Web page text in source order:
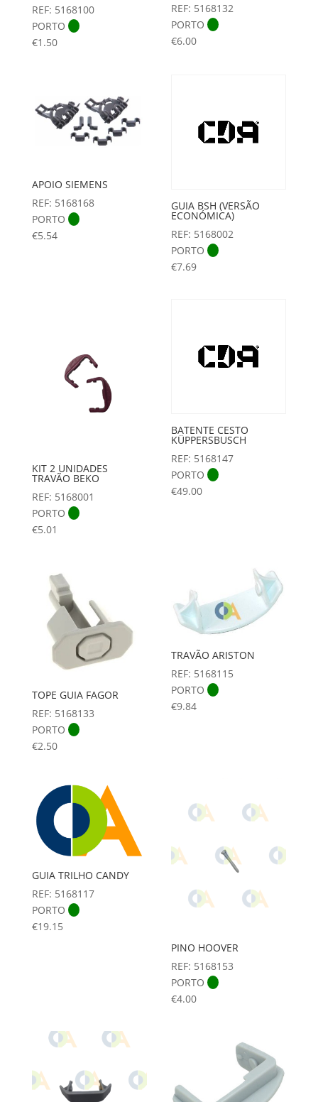
REF: 5168100
PORTO
€1.50
REF: 5168132
PORTO
€6.00
APOIO SIEMENS
REF: 5168168
PORTO
€5.54
GUIA BSH (VERSÃO
ECONÓMICA)
REF: 5168002
PORTO
€7.69
KIT 2 UNIDADES
TRAVÃO BEKO
REF: 5168001
PORTO
€5.01
BATENTE CESTO
KÜPPERSBUSCH
REF: 5168147
PORTO
€49.00
TOPE GUIA FAGOR
REF: 5168133
PORTO
€2.50
TRAVÃO ARISTON
REF: 5168115
PORTO
€9.84
GUIA TRILHO CANDY
REF: 5168117
PORTO
€19.15
PINO HOOVER
REF: 5168153
PORTO
€4.00